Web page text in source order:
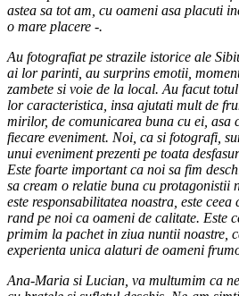
astea sa tot am, cu oameni asa placuti
o mare placere -.
Au fotografiat pe strazile istorice ale
ai lor parinti, au surprins emotii,
zambete si voie de la local. Au facut
lor caracteristica, insa ajutati mult de
mirilor, de comunicarea buna cu ei, asa
fiecare eveniment. Noi, ca si fotografi,
unui eveniment prezenti pe toata
Este foarte important ca noi sa fim
sa cream o relatie buna cu protagonistii
este responsabilitatea noastra, este
rand pe noi ca oameni de calitate. Este
primim la pachet in ziua nuntii noastre,
experienta unica alaturi de oameni
Ana-Maria si Lucian, va multumim ca